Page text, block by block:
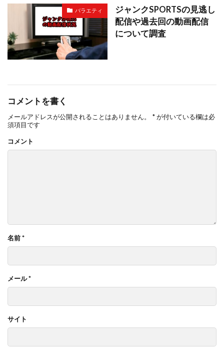
バラエティ
ジャンクSPORTSの見逃し
配信や過去回の動画配信
について調査
コメントを書く
メールアドレスが公開されることはありません。 *が付いている欄は必
須項目です
コメント
名前*
メール*
サイト